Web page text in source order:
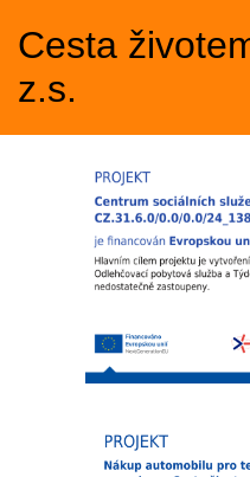
Cesta
z.s.